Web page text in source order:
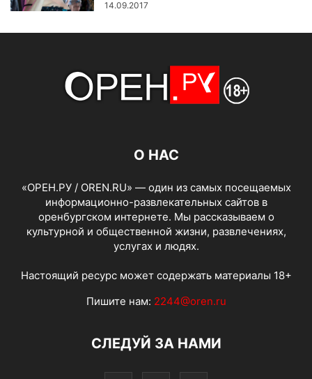
14.09.2017
О НАС
«ОРЕН.РУ / OREN.RU» — один из самых посещаемых
информационно-развлекательных сайтов в
оренбургском интернете. Мы рассказываем о
культурной и общественной жизни, развлечениях,
услугах и людях.
Настоящий ресурс может содержать материалы 18+
Пишите нам: 2244@oren.ru
СЛЕДУЙ ЗА НАМИ